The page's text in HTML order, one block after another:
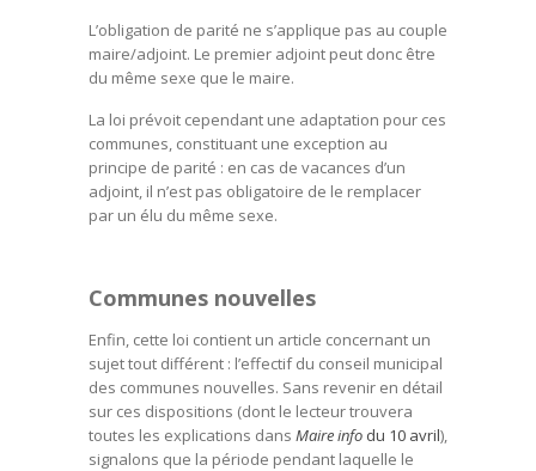
L’obligation de parité ne s’applique pas au couple
maire/adjoint. Le premier adjoint peut donc être
du même sexe que le maire.
La loi prévoit cependant une adaptation pour ces
communes, constituant une exception au
principe de parité : en cas de vacances d’un
adjoint, il n’est pas obligatoire de le remplacer
par un élu du même sexe.
Communes nouvelles
Enfin, cette loi contient un article concernant un
sujet tout différent : l’effectif du conseil municipal
des communes nouvelles. Sans revenir en détail
sur ces dispositions (dont le lecteur trouvera
toutes les explications dans Maire info du 10 avril),
signalons que la période pendant laquelle le